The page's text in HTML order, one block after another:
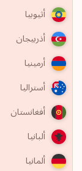
أثيوبيا
أذربيجان
أرمينيا
أستراليا
أفغانستان
ألبانيا
ألمانيا